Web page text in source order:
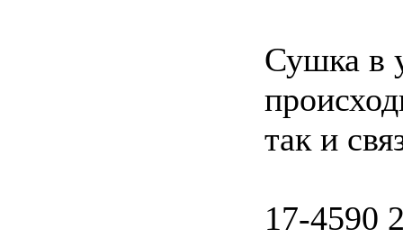
Сушка в
так и
17-4590